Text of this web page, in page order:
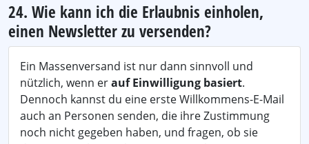
24. Wie kann ich die Erlaubnis einholen,
einen Newsletter zu versenden?
Ein Massenversand ist nur dann sinnvoll und
nützlich, wenn erauf Einwilligung basiert.
Dennoch kannst du eine erste Willkommens-E-Mail
auch an Personen senden, die ihre Zustimmung
noch nicht gegeben haben, und fragen, ob sie